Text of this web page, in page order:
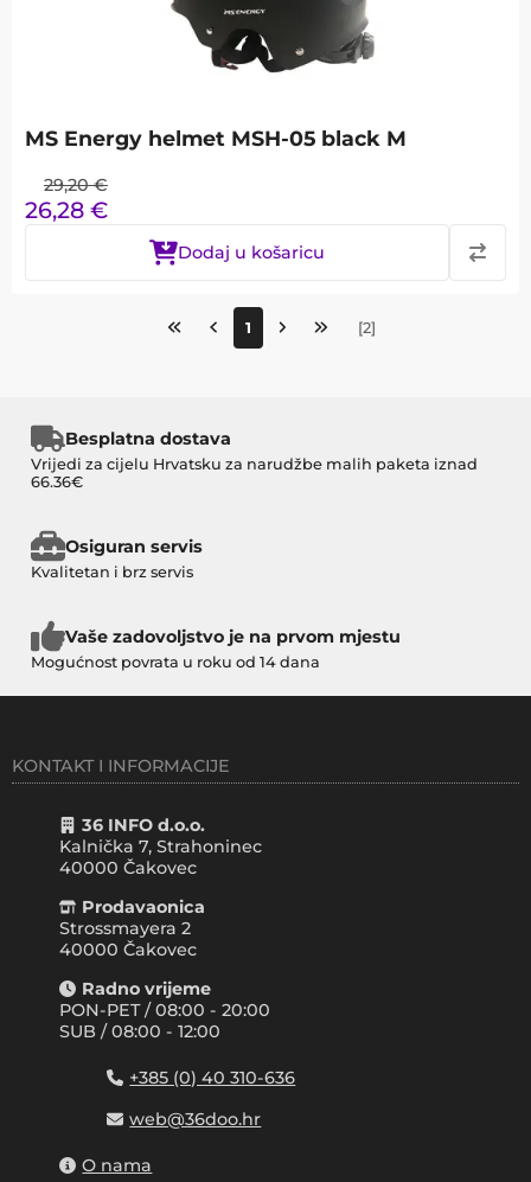
MS Energy helmet MSH-05 black M
29,20 €
26,28 €
Dodaj u košaricu
1 [2]
Besplatna dostava
Vrijedi za cijelu Hrvatsku za narudžbe malih paketa iznad
66.36€
Osiguran servis
Kvalitetan i brz servis
Vaše zadovoljstvo je na prvom mjestu
Mogućnost povrata u roku od 14 dana
KONTAKT I INFORMACIJE
36 INFO d.o.o.
Kalnička 7, Strahoninec
40000 Čakovec
Prodavaonica
Strossmayera 2
40000 Čakovec
Radno vrijeme
PON-PET / 08:00 - 20:00
SUB / 08:00 - 12:00
+385 (0) 40 310-636
web@36doo.hr
O nama